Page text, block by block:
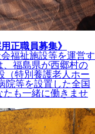
正職員募集》
福祉施設等を運営す
、福島県が西郷村の
（特別養護老人ホー
院等を設置した全国
たも一緒に働きませ